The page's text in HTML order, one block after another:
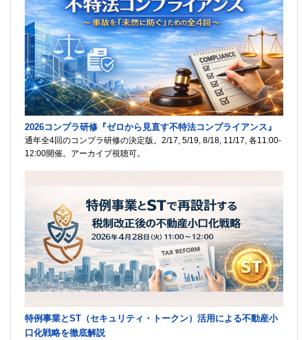
2026コンプラ研修『ゼロから見直す不特法コンプライアンス』
通年全4回のコンプラ研修の決定版。2/17, 5/19, 8/18, 11/17, 各11:00-
12:00開催。アーカイブ視聴可。
特例事業とST（セキュリティ・トークン）活用による不動産小
口化戦略を徹底解説